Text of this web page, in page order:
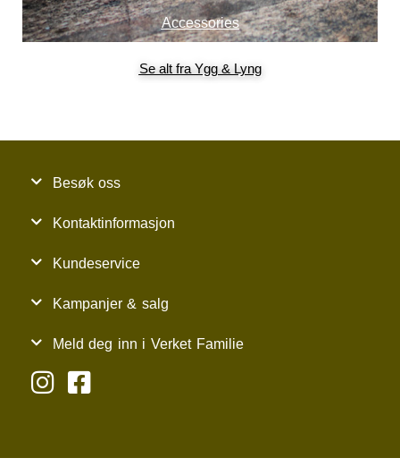
Accessories
Se alt fra Ygg & Lyng
Besøk oss
Kontaktinformasjon
Kundeservice
Kampanjer & salg
Meld deg inn i Verket Familie